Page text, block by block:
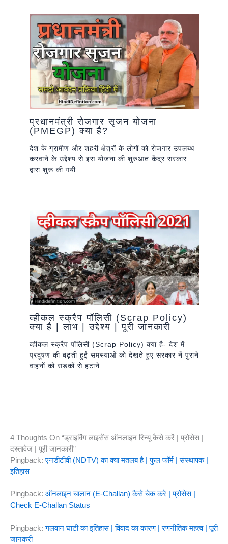
प्रधानमंत्री रोजगार सृजन योजना
(PMEGP) क्या है?
देश के ग्रामीण और शहरी क्षेत्रों के लोगों को रोजगार उपलब्ध
करवाने के उद्देश्य से इस योजना की शुरुआत केंद्र सरकार
द्वारा शुरू की गयी…
व्हीकल स्क्रैप पॉलिसी (Scrap Policy)
क्या है | लाभ | उद्देश्य | पूरी जानकारी
व्हीकल स्क्रैप पॉलिसी (Scrap Policy) क्या है- देश में
प्रदूषण की बढ़ती हुई समस्याओं को देखते हुए सरकार नें पुराने
वाहनों को सड़कों से हटाने…
4 Thoughts On “ड्राइविंग लाइसेंस ऑनलाइन रिन्यू कैसे करें | प्रोसेस |
दस्तावेज | पूरी जानकारी”
Pingback:एनडीटीवी (NDTV) का क्या मतलब है | फुल फॉर्म | संस्थापक |
इतिहास
Pingback: ऑनलाइन चालान (E-Challan) कैसे चेक करे | प्रोसेस |
Check E-Challan Status
Pingback:गलवान घाटी का इतिहास | विवाद का कारण | रणनीतिक महत्व | पूरी
जानकरी